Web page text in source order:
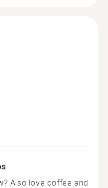
Also love coffee and